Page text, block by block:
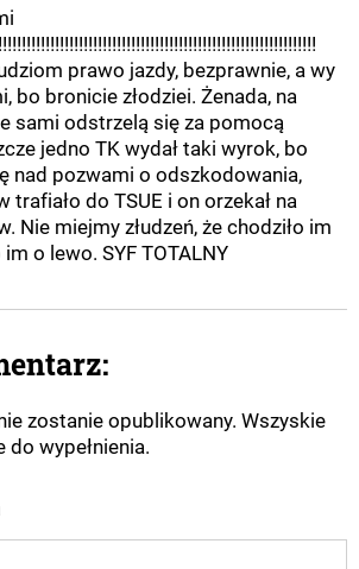
prawo jazdy, bezprawnie, a wy
bo bronicie złodziei. Żenada, na
sami odstrzelą się za pomocą
jedno TK wydał taki wyrok, bo
nad pozwami o odszkodowania,
trafiało do TSUE i on orzekał na
Nie miejmy złudzeń, że chodziło im
o lewo. SYF TOTALNY
zostanie opublikowany. Wszyskie
do wypełnienia.